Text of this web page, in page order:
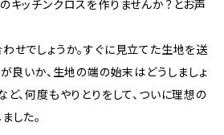
キッチンクロスを作りませんか？とお声
せでしょうか。すぐに見立てた生地を送
が良いか、生地の端の始末はどうしましょ
、何度もやりとりをして、ついに理想の
した。